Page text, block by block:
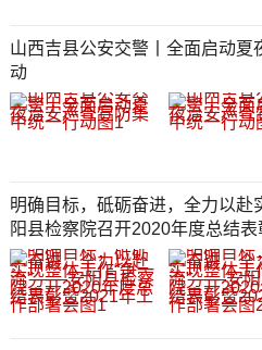
山西吉县公安交警丨全面启动夏
动
明确目标，砥砺奋进，全力以
阳县检察院召开2020年度总结